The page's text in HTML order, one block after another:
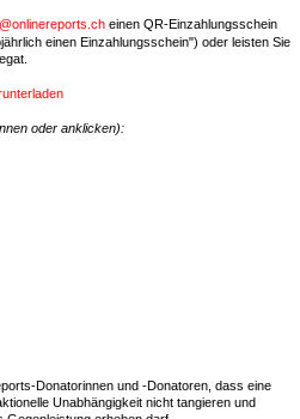
@onlinereports.ch einen QR-Einzahlungsschein
einen Einzahlungsschein") oder leisten Sie
oder anklicken):
Donatorinnen und -Donatoren, dass eine
Unabhängigkeit nicht tangieren und